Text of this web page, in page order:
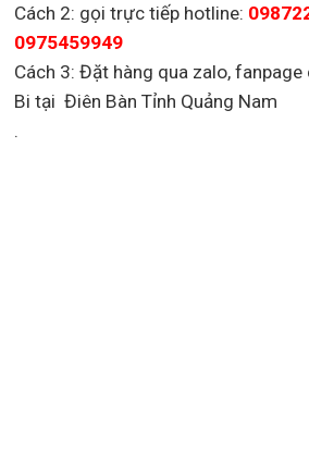
Cách 2: gọi trực tiếp hotline:
0975459949
Cách 3: Đặt hàng qua zalo,
Bi tại Điên Bàn Tỉnh Quảng Nam
.